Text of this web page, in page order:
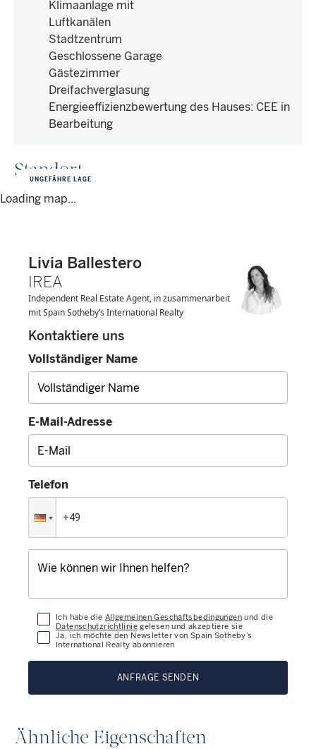
Klimaanlage mit
Luftkanälen
Stadtzentrum
Geschlossene Garage
Gästezimmer
Dreifachverglasung
Energieeffizienzbewertung des Hauses: CEE in
Bearbeitung
Standort
Loading map...
UNGEFÄHRE LAGE
Livia Ballestero
IREA
Independent Real Estate Agent, in zusammenarbeit
mit Spain Sotheby’s International Realty
Kontaktiere uns
Vollständiger Name
E-Mail-Adresse
Telefon
Ich habe die Allgemeinen Geschäftsbedingungenund die
Datenschutzrichtliniegelesen und akzeptiere sie
Ja, ich möchte den Newsletter von Spain Sotheby’s
International Realty abonnieren
ANFRAGE SENDEN
Ähnliche Eigenschaften